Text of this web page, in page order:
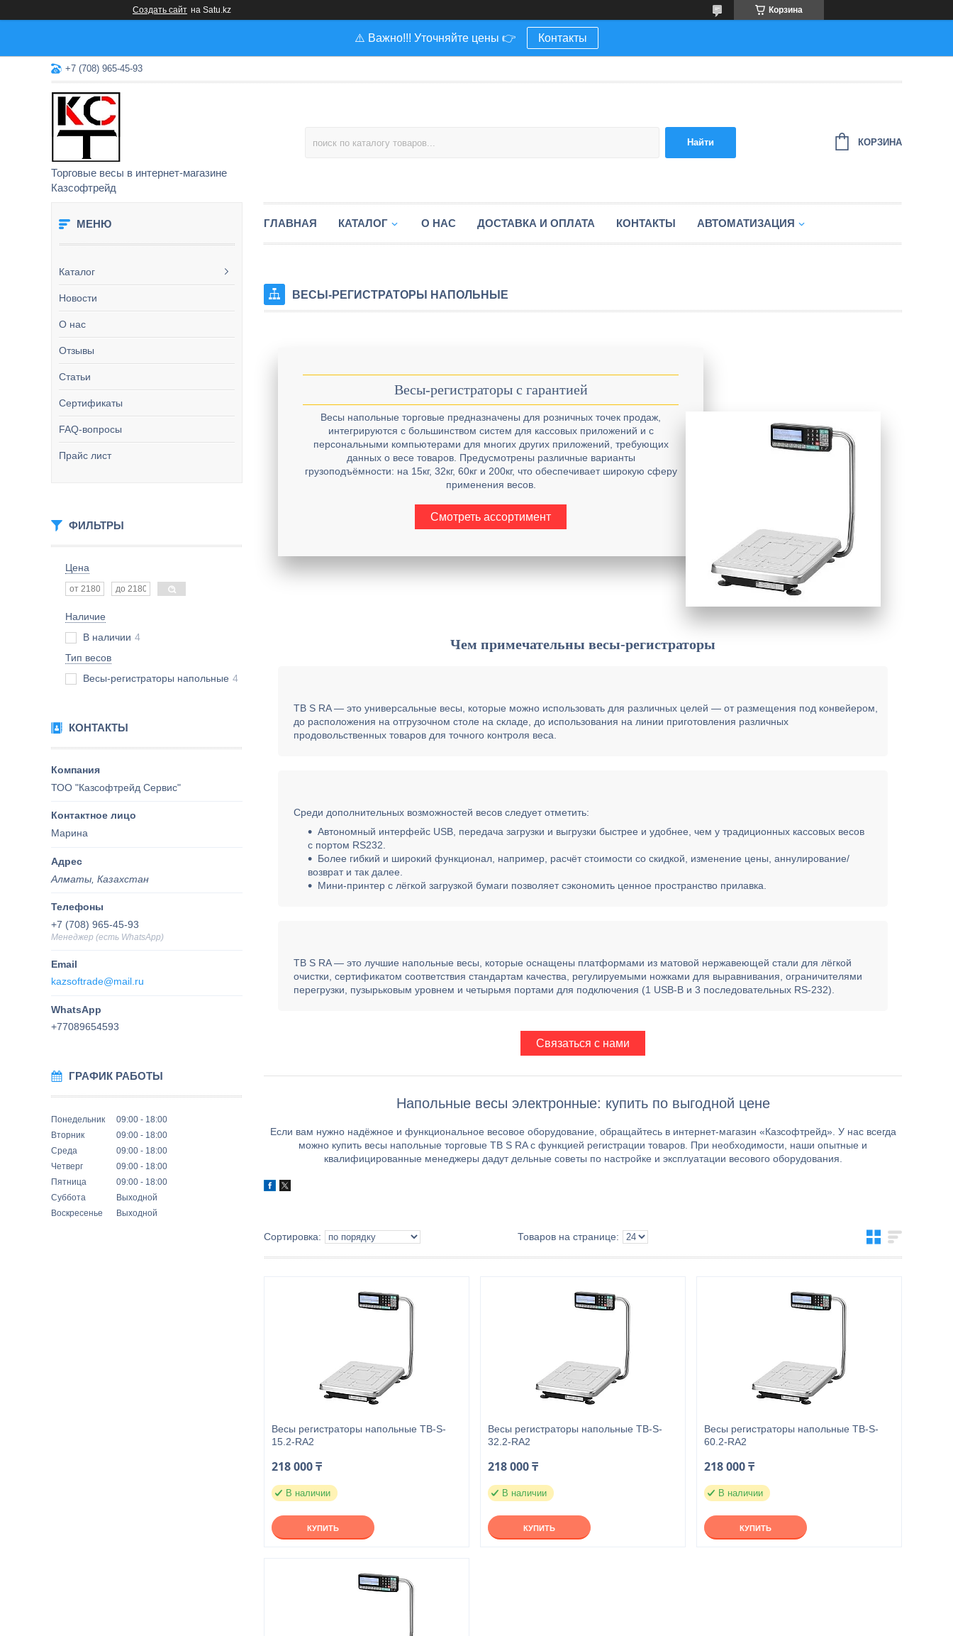
Создать сайт на Satu.kz Корзина
⚠️ Важно!!! Уточняйте цены 👉 Контакты
+7 (708) 965-45-93
Торговые весы в интернет-магазине
Казсофтрейд
Найти КОРЗИНА
Каталог
Новости
О нас
Отзывы
Статьи
Сертификаты
FAQ-вопросы
Прайс лист
ФИЛЬТРЫ
Цена
Наличие
В наличии 4
Тип весов
Весы-регистраторы напольные 4
КОНТАКТЫ
ТОО "Казсофтрейд Сервис"
Марина
Алматы, Казахстан
+7 (708) 965-45-93
Менеджер (есть WhatsApp)
kazsoftrade@mail.ru
+77089654593
ГРАФИК РАБОТЫ
Понедельник 09:00
18:00
Вторник
09:00
18:00
Среда
09:00
18:00
Четверг
09:00
18:00
Пятница
09:00
18:00
Суббота
Выходной
Воскресенье
Выходной
ГЛАВНАЯ КАТАЛОГ О НАС ДОСТАВКА И ОПЛАТА КОНТАКТЫ АВТОМАТИЗАЦИЯ
ВЕСЫ-РЕГИСТРАТОРЫ НАПОЛЬНЫЕ
Весы-регистраторы с гарантией
Весы напольные торговые предназначены для розничных точек продаж,
интегрируются с большинством систем для кассовых приложений и с
персональными компьютерами для многих других приложений, требующих
данных о весе товаров. Предусмотрены различные варианты
грузоподъёмности: на 15кг, 32кг, 60кг и 200кг, что обеспечивает широкую сферу
применения весов.
Смотреть ассортимент
Чем примечательны весы-регистраторы
TB S RA — это универсальные весы, которые можно использовать для различных целей — от размещения под конвейером,
до расположения на отгрузочном столе на складе, до использования на линии приготовления различных
продовольственных товаров для точного контроля веса.
Среди дополнительных возможностей весов следует отметить:
Автономный интерфейс USB, передача загрузки и выгрузки быстрее и удобнее, чем у традиционных кассовых весов
с портом RS232.
Более гибкий и широкий функционал, например, расчёт стоимости со скидкой, изменение цены, аннулирование/
возврат и так далее.
Мини-принтер с лёгкой загрузкой бумаги позволяет сэкономить ценное пространство прилавка.
TB S RA — это лучшие напольные весы, которые оснащены платформами из матовой нержавеющей стали для лёгкой
очистки, сертификатом соответствия стандартам качества, регулируемыми ножками для выравнивания, ограничителями
перегрузки, пузырьковым уровнем и четырьмя портами для подключения (1 USB-B и 3 последовательных RS-232).
Связаться с нами
Напольные весы электронные: купить по выгодной цене
Если вам нужно надёжное и функциональное весовое оборудование, обращайтесь в интернет-магазин «Казсофтрейд». У нас всегда
можно купить весы напольные торговые TB S RA с функцией регистрации товаров. При необходимости, наши опытные и
квалифицированные менеджеры дадут дельные советы по настройке и эксплуатации весового оборудования.
Весы регистраторы напольные TB-S-
15.2-RA2
218 000 ₸
В наличии
КУПИТЬ
Весы регистраторы напольные TB-S-
32.2-RA2
218 000 ₸
В наличии
КУПИТЬ
Весы регистраторы напольные TB-S-
60.2-RA2
218 000 ₸
В наличии
КУПИТЬ